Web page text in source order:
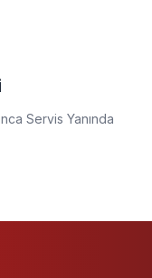
Servis Yanında